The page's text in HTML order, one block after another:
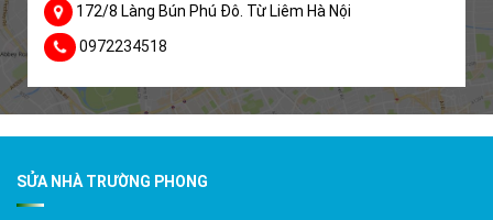
172/8 Làng Bún Phú Đô. Từ Liêm Hà Nội
0972234518
SỬA NHÀ TRƯỜNG PHONG